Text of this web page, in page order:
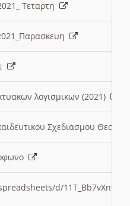
Τεταρτη
λογισμικων (2021)
Σχεδιασμου
d/